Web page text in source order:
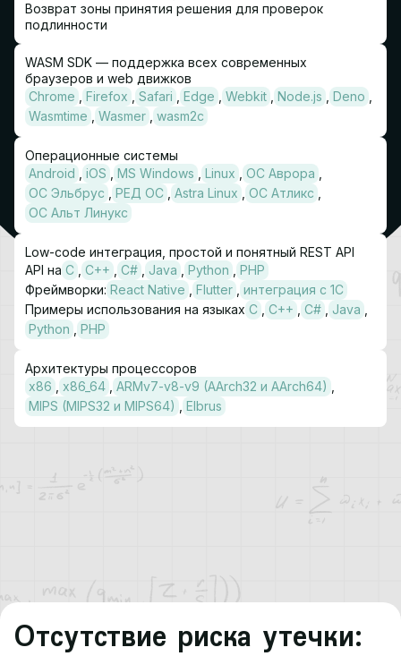
информационными платформами
Android, iOS, Аврора и российских аппаратно-
программных платформ
Возврат зоны принятия решения для проверок
подлинности
WASM SDK — поддержка всех современных
браузеров и web движков
Chrome
Firefox Safari Edge Webkit Node.js
Deno
Wasmtime
Wasmer wasm2c
Операционные системы
Android
iOS MS Windows Linux
ОС Аврора
ОС Эльбрус
РЕД ОС Astra Linux
ОС Атликс
ОС Альт Линукс
Low-code интеграция, простой и понятный REST API
API на C C++ C# Java Python
PHP
Фреймворки: React Native Flutter
интеграция с 1C
Примеры использования на языках C C++ C#
Java
Python
PHP
Архитектуры процессоров
х86
x86_64
ARMv7-v8-v9 (AArch32 и AArch64)
MIPS (MIPS32 и MIPS64)
Elbrus
Отсутствие риска утечки: